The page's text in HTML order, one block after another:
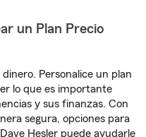
un Plan Precio
Personalice un plan
lo que es importante
y sus finanzas. Con
segura, opciones para
Hesler puede ayudarle